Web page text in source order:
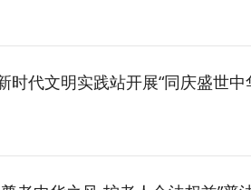
代文明实践站开展“同庆盛世中